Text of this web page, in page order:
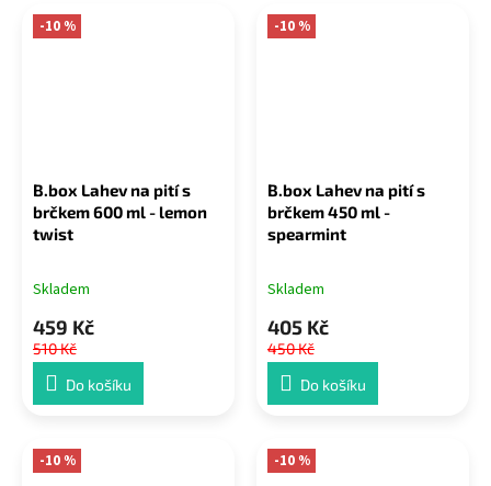
-10 %
B.box Lahev na pití s
brčkem 600 ml - lemon
twist
Skladem
459 Kč
510 Kč
Do košíku
-10 %
B.box Lahev na pití s
brčkem 450 ml -
spearmint
Skladem
405 Kč
450 Kč
Do košíku
-10 % -10 %